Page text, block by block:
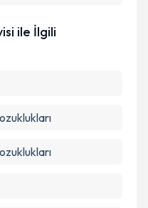
ile İlgili